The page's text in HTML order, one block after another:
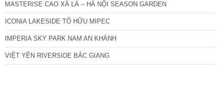
MASTERISE CAO XÀ LÁ – HÀ NỘI SEASON GARDEN
ICONIA LAKESIDE TỐ HỮU MIPEC
IMPERIA SKY PARK NAM AN KHÁNH
VIỆT YÊN RIVERSIDE BẮC GIANG